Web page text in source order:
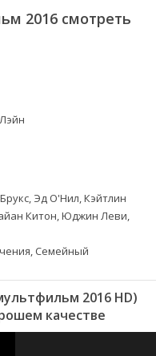
2016 смотреть
Эд О'Нил, Кэйтлин
Китон, Юджин Леви,
Семейный
2016 HD)
качестве